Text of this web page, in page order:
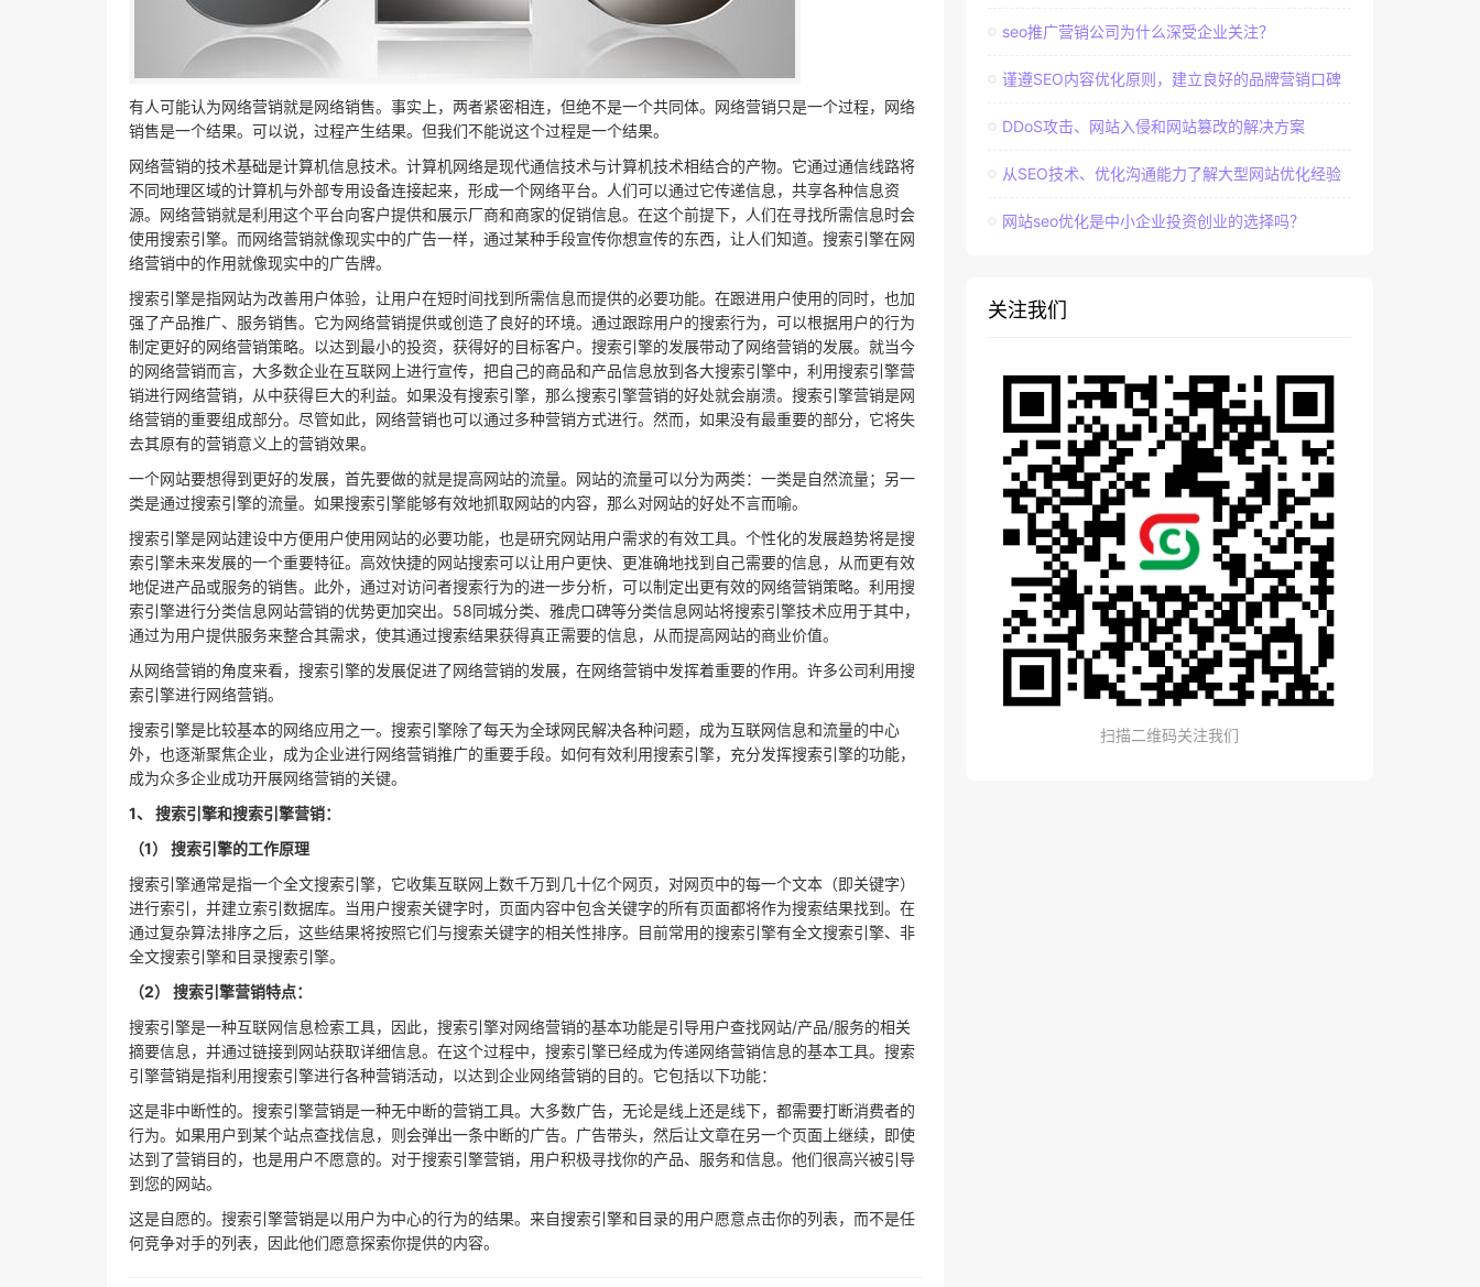
有人可能认为网络营销就是网络销售。事实上，两者紧密相连，但绝不是一个共同体。网络营销只是一个过程，网络
销售是一个结果。可以说，过程产生结果。但我们不能说这个过程是一个结果。
网络营销的技术基础是计算机信息技术。计算机网络是现代通信技术与计算机技术相结合的产物。它通过通信线路将
不同地理区域的计算机与外部专用设备连接起来，形成一个网络平台。人们可以通过它传递信息，共享各种信息资
源。网络营销就是利用这个平台向客户提供和展示厂商和商家的促销信息。在这个前提下，人们在寻找所需信息时会
使用搜索引擎。而网络营销就像现实中的广告一样，通过某种手段宣传你想宣传的东西，让人们知道。搜索引擎在网
络营销中的作用就像现实中的广告牌。
搜索引擎是指网站为改善用户体验，让用户在短时间找到所需信息而提供的必要功能。在跟进用户使用的同时，也加
强了产品推广、服务销售。它为网络营销提供或创造了良好的环境。通过跟踪用户的搜索行为，可以根据用户的行为
制定更好的网络营销策略。以达到最小的投资，获得好的目标客户。搜索引擎的发展带动了网络营销的发展。就当今
的网络营销而言，大多数企业在互联网上进行宣传，把自己的商品和产品信息放到各大搜索引擎中，利用搜索引擎营
销进行网络营销，从中获得巨大的利益。如果没有搜索引擎，那么搜索引擎营销的好处就会崩溃。搜索引擎营销是网
络营销的重要组成部分。尽管如此，网络营销也可以通过多种营销方式进行。然而，如果没有最重要的部分，它将失
去其原有的营销意义上的营销效果。
一个网站要想得到更好的发展，首先要做的就是提高网站的流量。网站的流量可以分为两类：一类是自然流量；另一
类是通过搜索引擎的流量。如果搜索引擎能够有效地抓取网站的内容，那么对网站的好处不言而喻。
搜索引擎是网站建设中方便用户使用网站的必要功能，也是研究网站用户需求的有效工具。个性化的发展趋势将是搜
索引擎未来发展的一个重要特征。高效快捷的网站搜索可以让用户更快、更准确地找到自己需要的信息，从而更有效
地促进产品或服务的销售。此外，通过对访问者搜索行为的进一步分析，可以制定出更有效的网络营销策略。利用搜
索引擎进行分类信息网站营销的优势更加突出。58同城分类、雅虎口碑等分类信息网站将搜索引擎技术应用于其中，
通过为用户提供服务来整合其需求，使其通过搜索结果获得真正需要的信息，从而提高网站的商业价值。
从网络营销的角度来看，搜索引擎的发展促进了网络营销的发展，在网络营销中发挥着重要的作用。许多公司利用搜
索引擎进行网络营销。
搜索引擎是比较基本的网络应用之一。搜索引擎除了每天为全球网民解决各种问题，成为互联网信息和流量的中心
外，也逐渐聚焦企业，成为企业进行网络营销推广的重要手段。如何有效利用搜索引擎，充分发挥搜索引擎的功能，
成为众多企业成功开展网络营销的关键。
1、 搜索引擎和搜索引擎营销：
（1） 搜索引擎的工作原理
搜索引擎通常是指一个全文搜索引擎，它收集互联网上数千万到几十亿个网页，对网页中的每一个文本（即关键字）
进行索引，并建立索引数据库。当用户搜索关键字时，页面内容中包含关键字的所有页面都将作为搜索结果找到。在
通过复杂算法排序之后，这些结果将按照它们与搜索关键字的相关性排序。目前常用的搜索引擎有全文搜索引擎、非
全文搜索引擎和目录搜索引擎。
（2） 搜索引擎营销特点：
搜索引擎是一种互联网信息检索工具，因此，搜索引擎对网络营销的基本功能是引导用户查找网站/产品/服务的相关
摘要信息，并通过链接到网站获取详细信息。在这个过程中，搜索引擎已经成为传递网络营销信息的基本工具。搜索
引擎营销是指利用搜索引擎进行各种营销活动，以达到企业网络营销的目的。它包括以下功能：
这是非中断性的。搜索引擎营销是一种无中断的营销工具。大多数广告，无论是线上还是线下，都需要打断消费者的
行为。如果用户到某个站点查找信息，则会弹出一条中断的广告。广告带头，然后让文章在另一个页面上继续，即使
达到了营销目的，也是用户不愿意的。对于搜索引擎营销，用户积极寻找你的产品、服务和信息。他们很高兴被引导
到您的网站。
这是自愿的。搜索引擎营销是以用户为中心的行为的结果。来自搜索引擎和目录的用户愿意点击你的列表，而不是任
何竞争对手的列表，因此他们愿意探索你提供的内容。
seo推广营销公司为什么深受企业关注？
谨遵SEO内容优化原则，建立良好的品牌营销口碑
DDoS攻击、网站入侵和网站篡改的解决方案
从SEO技术、优化沟通能力了解大型网站优化经验
网站seo优化是中小企业投资创业的选择吗？
关注我们
扫描二维码关注我们